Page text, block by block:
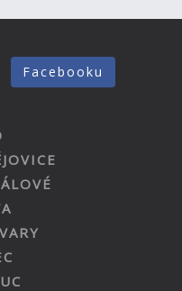
Facebooku